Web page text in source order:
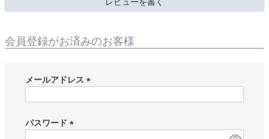
会員登録がお済みのお客様
メールアドレス
)
パスワード